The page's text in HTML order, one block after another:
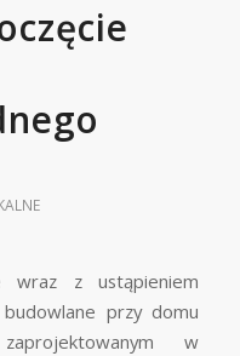
wraz z ustąpieniem
przy domu
w